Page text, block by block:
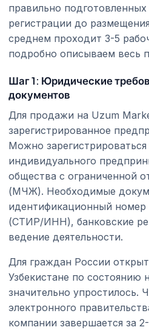
правильно
регистрации до
среднем проходит 3-5
подробно описываем весь
Шаг 1: Юридические
документов
Для продажи на Uzum
зарегистрированное
Можно зарегистрироваться
индивидуального
общества с ограниченной
(МЧЖ). Необходимые
идентификационный номер
(СТИР/ИНН), банковские
ведение деятельности.
Для граждан России
Узбекистане по состоянию
значительно упростилось.
электронного
компании завершается за